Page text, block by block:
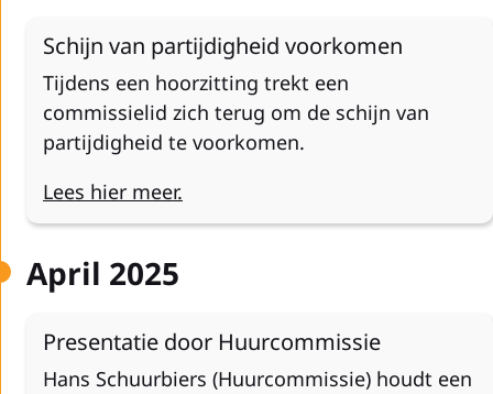
Schijn van partijdigheid voorkomen
Tijdens een hoorzitting trekt een
commissielid zich terug om de schijn van
partijdigheid te voorkomen.
Lees hier meer.
April 2025
Presentatie door Huurcommissie
Hans Schuurbiers (Huurcommissie) houdt een